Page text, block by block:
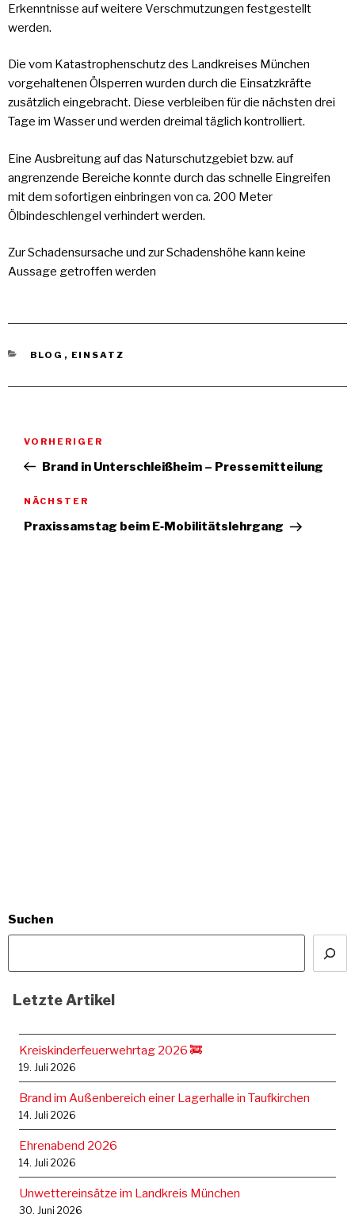
Erkenntnisse auf weitere Verschmutzungen festgestellt
werden.
Die vom Katastrophenschutz des Landkreises München
vorgehaltenen Ölsperren wurden durch die Einsatzkräfte
zusätzlich eingebracht. Diese verbleiben für die nächsten drei
Tage im Wasser und werden dreimal täglich kontrolliert.
Eine Ausbreitung auf das Naturschutzgebiet bzw. auf
angrenzende Bereiche konnte durch das schnelle Eingreifen
mit dem sofortigen einbringen von ca. 200 Meter
Ölbindeschlengel verhindert werden.
Zur Schadensursache und zur Schadenshöhe kann keine
Aussage getroffen werden
KATEGORIEN
BLOG , EINSATZ
Vorheriger
Beitrag
VORHERIGER
Brand in Unterschleißheim – Pressemitteilung
Nächster
Artikel
NÄCHSTER
Praxissamstag beim E‑Mobilitätslehrgang
Suchen
Letzte Artikel
Kreiskinderfeuerwehrtag 2026 🚒
19. Juli 2026
Brand im Außenbereich einer Lagerhalle in Taufkirchen
14. Juli 2026
Ehrenabend 2026
14. Juli 2026
Unwettereinsätze im Landkreis München
30. Juni 2026